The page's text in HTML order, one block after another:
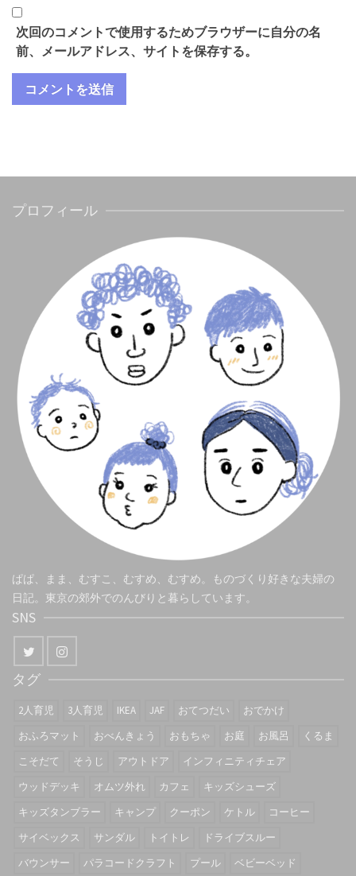
次回のコメントで使用するためブラウザーに自分の名
前、メールアドレス、サイトを保存する。
プロフィール
ぱぱ、まま、むすこ、むすめ、むすめ。ものづくり好きな夫婦の
日記。東京の郊外でのんびりと暮らしています。
SNS
タグ
2人育児 3人育児 IKEA JAF おてつだい
おでかけ
おふろマット
おべんきょう おもちゃ お庭 お風呂
くるま
こそだて
そうじ アウトドア
インフィニティチェア
ウッドデッキ
オムツ外れ カフェ
キッズシューズ
キッズタンブラー
キャンプ クーポン ケトル
コーヒー
サイベックス
サンダル トイトレ
ドライブスルー
バウンサー
パラコードクラフト プール ベビーベッド